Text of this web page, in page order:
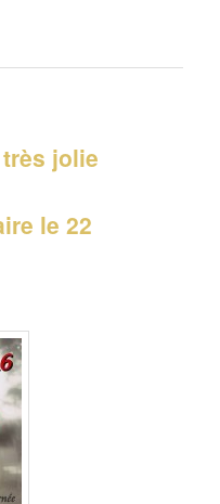
jolie
le 22